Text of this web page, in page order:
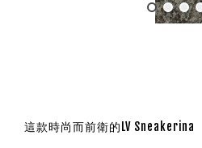
這款時尚而前衛的LV Sneakerina